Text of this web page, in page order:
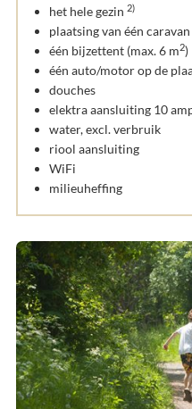
het hele gezin 2)
plaatsing van één
één bijzettent (max. 6 m2)
één auto/motor op de
douches
elektra aansluiting 10
water, excl. verbruik
riool aansluiting
WiFi
milieuheffing